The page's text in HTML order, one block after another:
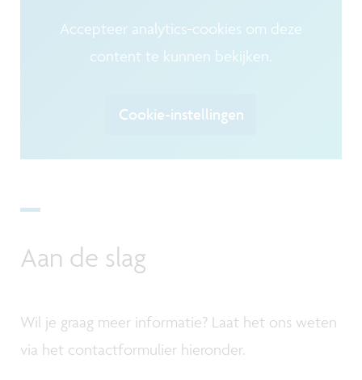
Accepteer analytics-cookies om deze
content te kunnen bekijken.
Cookie-instellingen
Aan de slag
Wil je graag meer informatie? Laat het ons weten
via het contactformulier hieronder.